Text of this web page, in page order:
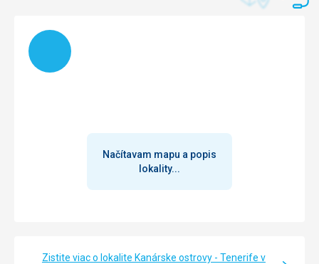
Táto recenzia bola preložená automaticky pomocou
Načítam
Načítavam mapu a popis
lokality...
Zistite viac o lokalite Kanárske ostrovy - Tenerife v